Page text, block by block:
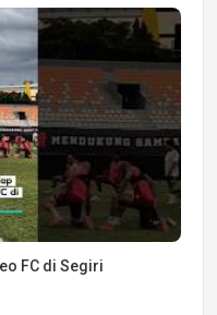
FC di Segiri